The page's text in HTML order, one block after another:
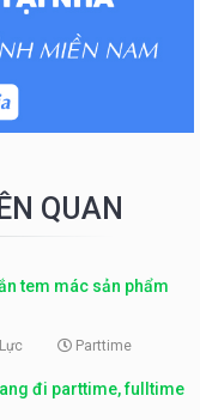
QUAN
tem mác sản phẩm
Parttime
đi parttime, fulltime